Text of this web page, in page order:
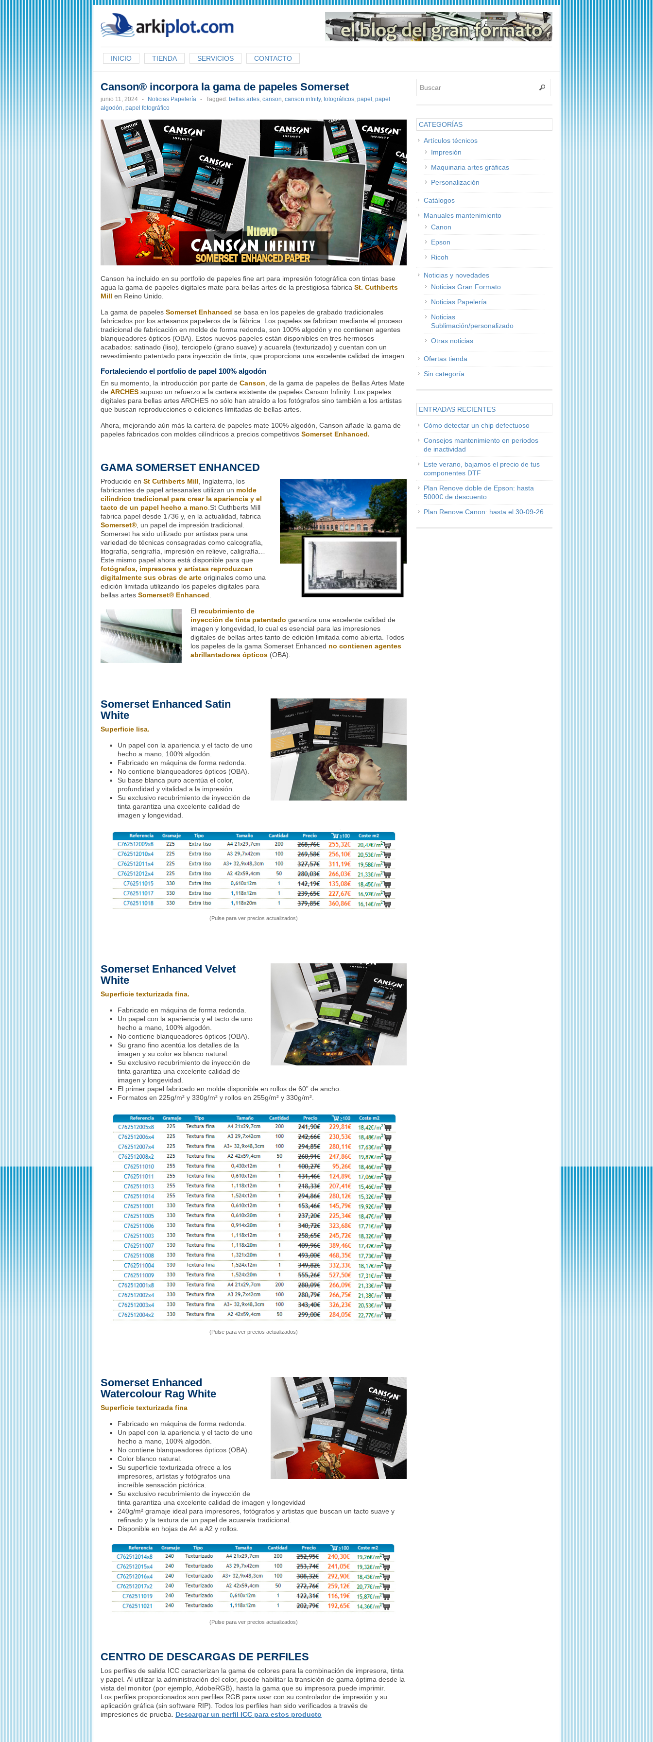
INICIO TIENDA SERVICIOS CONTACTO
Canson® incorpora la gama de papeles Somerset
junio 11, 2024 - Noticias Papelería - Tagged: bellas artes, canson, canson infnity, fotográficos, papel , papel
algodón, papel fotográfico
Canson ha incluido en su portfolio de papeles fine art para impresión fotográfica con tintas base
agua la gama de papeles digitales mate para bellas artes de la prestigiosa fábrica St. Cuthberts
Mill en Reino Unido.
La gama de papeles Somerset Enhanced se basa en los papeles de grabado tradicionales
fabricados por los artesanos papeleros de la fábrica. Los papeles se fabrican mediante el proceso
tradicional de fabricación en molde de forma redonda, son 100% algodón y no contienen agentes
blanqueadores ópticos (OBA). Estos nuevos papeles están disponibles en tres hermosos
acabados: satinado (liso), terciopelo (grano suave) y acuarela (texturizado) y cuentan con un
revestimiento patentado para inyección de tinta, que proporciona una excelente calidad de imagen.
Fortaleciendo el portfolio de papel 100% algodón
En su momento, la introducción por parte de Canson , de la gama de papeles de Bellas Artes Mate
de ARCHES supuso un refuerzo a la cartera existente de papeles Canson Infinity. Los papeles
digitales para bellas artes ARCHES no sólo han atraído a los fotógrafos sino también a los artistas
que buscan reproducciones o ediciones limitadas de bellas artes.
Ahora, mejorando aún más la cartera de papeles mate 100% algodón, Canson añade la gama de
papeles fabricados con moldes cilíndricos a precios competitivos Somerset Enhanced.
GAMA SOMERSET ENHANCED
Producido en St Cuthberts Mill , Inglaterra, los
fabricantes de papel artesanales utilizan un molde
cilíndrico tradicional para crear la apariencia y el
tacto de un papel hecho a mano .St Cuthberts Mill
fabrica papel desde 1736 y, en la actualidad, fabrica
Somerset® , un papel de impresión tradicional.
Somerset ha sido utilizado por artistas para una
variedad de técnicas consagradas como calcografía,
litografía, serigrafía, impresión en relieve, caligrafía…
Este mismo papel ahora está disponible para que
fotógrafos, impresores y artistas reproduzcan
digitalmente sus obras de arte originales como una
edición limitada utilizando los papeles digitales para
bellas artes Somerset® Enhanced
El recubrimiento de
inyección de tinta patentado garantiza una excelente calidad de
imagen y longevidad, lo cual es esencial para las impresiones
digitales de bellas artes tanto de edición limitada como abierta. Todos
los papeles de la gama Somerset Enhanced no contienen agentes
abrillantadores ópticos(OBA).
Somerset Enhanced Satin
White
Superficie lisa.
Un papel con la apariencia y el tacto de uno
hecho a mano, 100% algodón.
Fabricado en máquina de forma redonda.
No contiene blanqueadores ópticos (OBA).
Su base blanca puro acentúa el color,
profundidad y vitalidad a la impresión.
Su exclusivo recubrimiento de inyección de
tinta garantiza una excelente calidad de
imagen y longevidad.
(Pulse para ver precios actualizados)
Somerset Enhanced Velvet
White
Superficie texturizada fina.
Fabricado en máquina de forma redonda.
Un papel con la apariencia y el tacto de uno
hecho a mano, 100% algodón.
No contiene blanqueadores ópticos (OBA).
Su grano fino acentúa los detalles de la
imagen y su color es blanco natural.
Su exclusivo recubrimiento de inyección de
tinta garantiza una excelente calidad de
imagen y longevidad.
El primer papel fabricado en molde disponible en rollos de 60” de ancho.
Formatos en 225g/m² y 330g/m² y rollos en 255g/m² y 330g/m².
(Pulse para ver precios actualizados)
Somerset Enhanced
Watercolour Rag White
Superficie texturizada fina
Fabricado en máquina de forma redonda.
Un papel con la apariencia y el tacto de uno
hecho a mano, 100% algodón.
No contiene blanqueadores ópticos (OBA).
Color blanco natural.
Su superficie texturizada ofrece a los
impresores, artistas y fotógrafos una
increíble sensación pictórica.
Su exclusivo recubrimiento de inyección de
tinta garantiza una excelente calidad de imagen y longevidad
240g/m² gramaje ideal para impresores, fotógrafos y artistas que buscan un tacto suave y
refinado y la textura de un papel de acuarela tradicional.
Disponible en hojas de A4 a A2 y rollos.
(Pulse para ver precios actualizados)
CENTRO DE DESCARGAS DE PERFILES
Los perfiles de salida ICC caracterizan la gama de colores para la combinación de impresora, tinta
y papel. Al utilizar la administración del color, puede habilitar la transición de gama óptima desde la
vista del monitor (por ejemplo, AdobeRGB), hasta la gama que su impresora puede imprimir.
Los perfiles proporcionados son perfiles RGB para usar con su controlador de impresión y su
aplicación gráfica (sin software RIP). Todos los perfiles han sido verificados a través de
impresiones de prueba. Descargar un perfil ICC para estos producto
CATEGORÍAS
Artículos técnicos
Impresión
Maquinaria artes gráficas
Personalización
Catálogos
Manuales mantenimiento
Canon
Epson
Ricoh
Noticias y novedades
Noticias Gran Formato
Noticias Papelería
Noticias
Sublimación/personalizado
Otras noticias
Ofertas tienda
Sin categoría
ENTRADAS RECIENTES
Cómo detectar un chip defectuoso
Consejos mantenimiento en periodos
de inactividad
Este verano, bajamos el precio de tus
componentes DTF
Plan Renove doble de Epson: hasta
5000€ de descuento
Plan Renove Canon: hasta el 30-09-26